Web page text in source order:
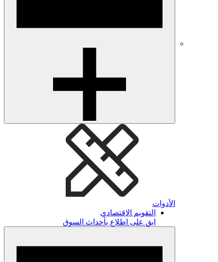
الأدوات
التقويم الاقتصادي
ابق على اطلاع بأحداث السوق